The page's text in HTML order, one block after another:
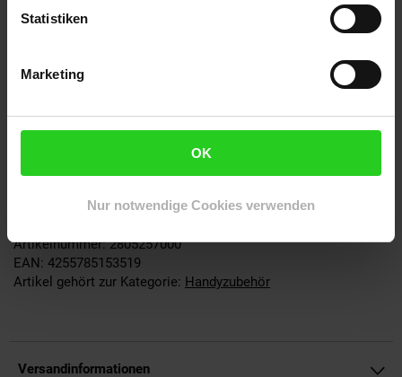
Statistiken
Marketing
OK
Nur notwendige Cookies verwenden
Die perfekte Kombination aus Schutz, Komfort und Stil für Ihr
Samsung Galaxy S25 Ultra 5G
Mirror View Smart-Cover-Hülle in Schwarz
Artikelnummer: 2805257000
EAN: 4255785153519
Artikel gehört zur Kategorie: Handyzubehör
Versandinformationen